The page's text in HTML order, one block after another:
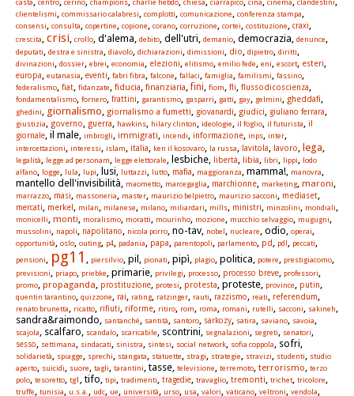
casta centro cerino champions charlie hebdo chiesa ciarrapico cina cinema clandestini
clientelismi, commissario calabresi, complotti, comunicazione, conferenza stampa,
consensi, consulta, copertine, copione, corano, corruzione, cortei, costituzione, craxi,
crescita, crisi, crollo, d'alema, debito, dell'utri, demanio, democrazia, denunce,
deputati, destra e sinistra, diavolo, dichiarazioni, dimissioni, dio, dipietro, diritti,
divinazioni, dossier, ebrei, economia, elezioni, elitismo, emilio fede, eni, escort, esteri,
europa, eutanasia, eventi, fabri fibra, falcone, fallaci, famiglia, familismi, fassino,
federalismo, fiat, fidanzate, fiducia, finanziaria,fini, fiom, fli, flussodicoscienza,
fondamentalismo, fornero, frattini, garantismo, gasparri, gatti, gay, gelmini, gheddafi,
ghedini, giornalismo, giornalismo a fumetti, giovanardi, giudici, giuliano ferrara,
giustizia, governo, guerra, hawkins, hilary clinton, ideologie, il foglio, il futurista, il
giornale, il male, imbrogli, immigrati, incendi, informazione, inps, inter,
intercettazioni, interessi, islam, italia, ken il kosovaro, la russa, lavitola, lavoro, lega,
legalità, legge ad personam, legge elettorale, lesbiche, libertà, libia, libri, lippi, lodo
alfano, logge, lula, lupi, lusi, luttazzi, lutto, mafia, maggioranza, mamma!, manovra,
mantello dell'invisibilità, maometto, marcegaglia, marchionne, marketing, maroni,
marrazzo, masi, massoneria, master, maurizio belpietro, maurizio sacconi, mediaset,
mercati, merkel, milan, milanese, milano, miliardari, mills, ministri, minzolini, mondiali,
monicelli, monti, moralismo, moratti, mourinho, mozione, mucchio selvaggio, mugugni,
mussolini, napoli, napolitano, nicola porro, no-tav, nobel, nucleare, odio, operai,
opportunità, oslo, outing, p4, padania, papa, parentopoli, parlamento, pd, pdl, peccati,
pensioni, pg11 , piersilvio, pil, pionati, pipì, plagio, politica, potere, prestigiacomo,
previsioni, priapo, priebke, primarie, privilegi, processo, processo breve, professori,
promo, propaganda, prostituzione, protesi, protesta, proteste, province, putin,
quentin tarantino, quizzone, rai, rating, ratzinger, rauti, razzismo, reati, referendum,
renato brunetta, ricatto, rifiuti, riforme, ritiro, rom, roma, romani, rutelli, sacconi, sakineh,
sandra&raimondo, santanché, santità, santoro, sarkozy, satira, saviano, savoia,
scajola, scalfaro, scandalo, scaricabile, scontrini, segnalazioni, segreti, senatori,
sesso, settimana, sindacati, sinistra, sintesi, social network, sofia coppola, sofri,
solidarietà, spiagge, sprechi, stangata, statuette, stragi, strategie, stravizi, studenti, studio
aperto, suicidi, suore, tagli, tarantini, tasse, televisione, terremoto, terrorismo, terzo
polo, tesoretto, tg1 , tifo, tipi, tradimenti, tragedie, travaglio, tremonti, trichet, tricolore,
truffe, tunisia, u.s.a. , udc, ue, università, urso, usa, valori, vaticano, veltroni, vendola,